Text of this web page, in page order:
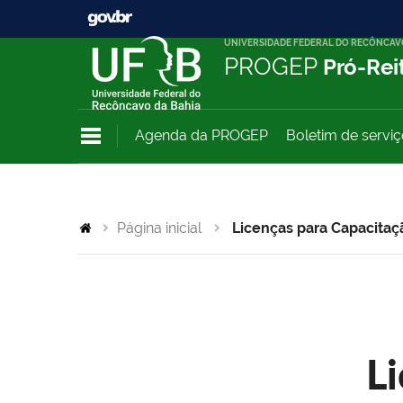
UNIVERSIDADE FEDERAL DO
PROGEP Pró-
Agenda da PROGEP Boletim de
Página inicial Licenças para